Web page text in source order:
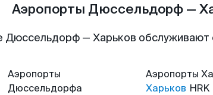
Аэропорты Дюссельдорф —
Дюссельдорф — Харьков
Аэропорты
Дюссельдорфа
Аэропорты
Харьков HRK